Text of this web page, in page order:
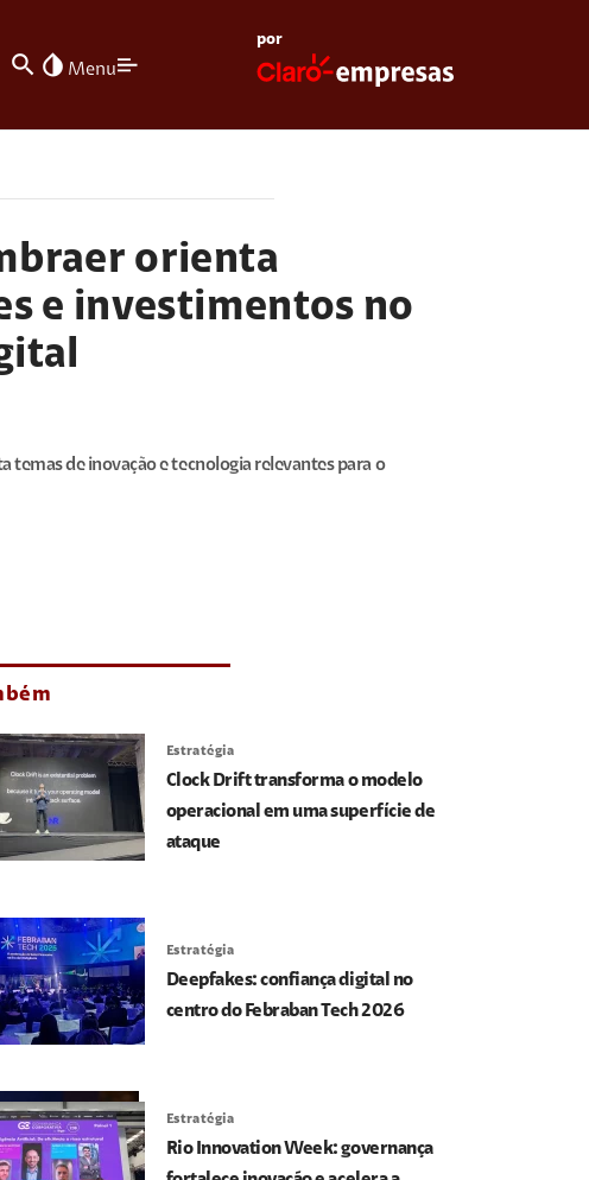
search invert_colors Menu
por
orienta
e investimentos no
temas de inovação e tecnologia relevantes para o
Estratégia
Clock Drift transforma o modelo
operacional em uma superfície de
ataque
Estratégia
Deepfakes: confiança digital no
centro do Febraban Tech 2026
Estratégia
Rio Innovation Week: governança